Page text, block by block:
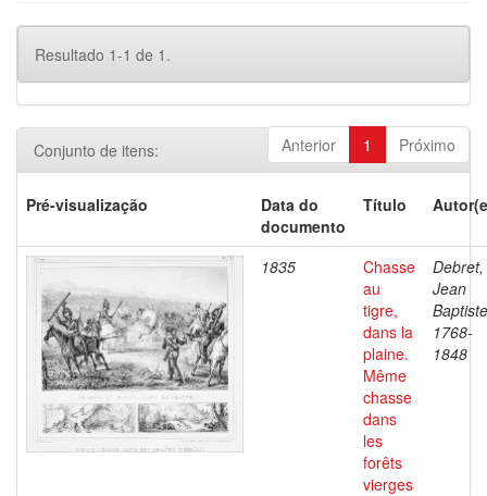
Resultado 1-1 de 1.
Anterior 1 Próximo
Conjunto de itens:
Pré-visualização
Data do
documento
Título
1835
Chasse
au
tigre,
dans la
plaine.
Même
chasse
dans
les
forêts
vierges
Debret,
Jean
1768-
1848